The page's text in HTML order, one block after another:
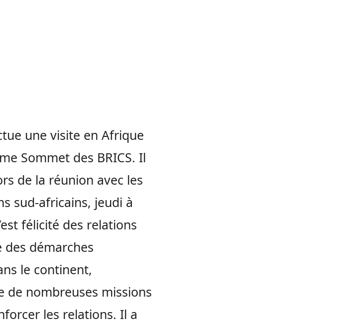
une visite en Afrique
Sommet des BRICS. Il
de la réunion avec les
sud-africains, jeudi à
félicité des relations
démarches
le continent,
de nombreuses missions
les relations. Il a